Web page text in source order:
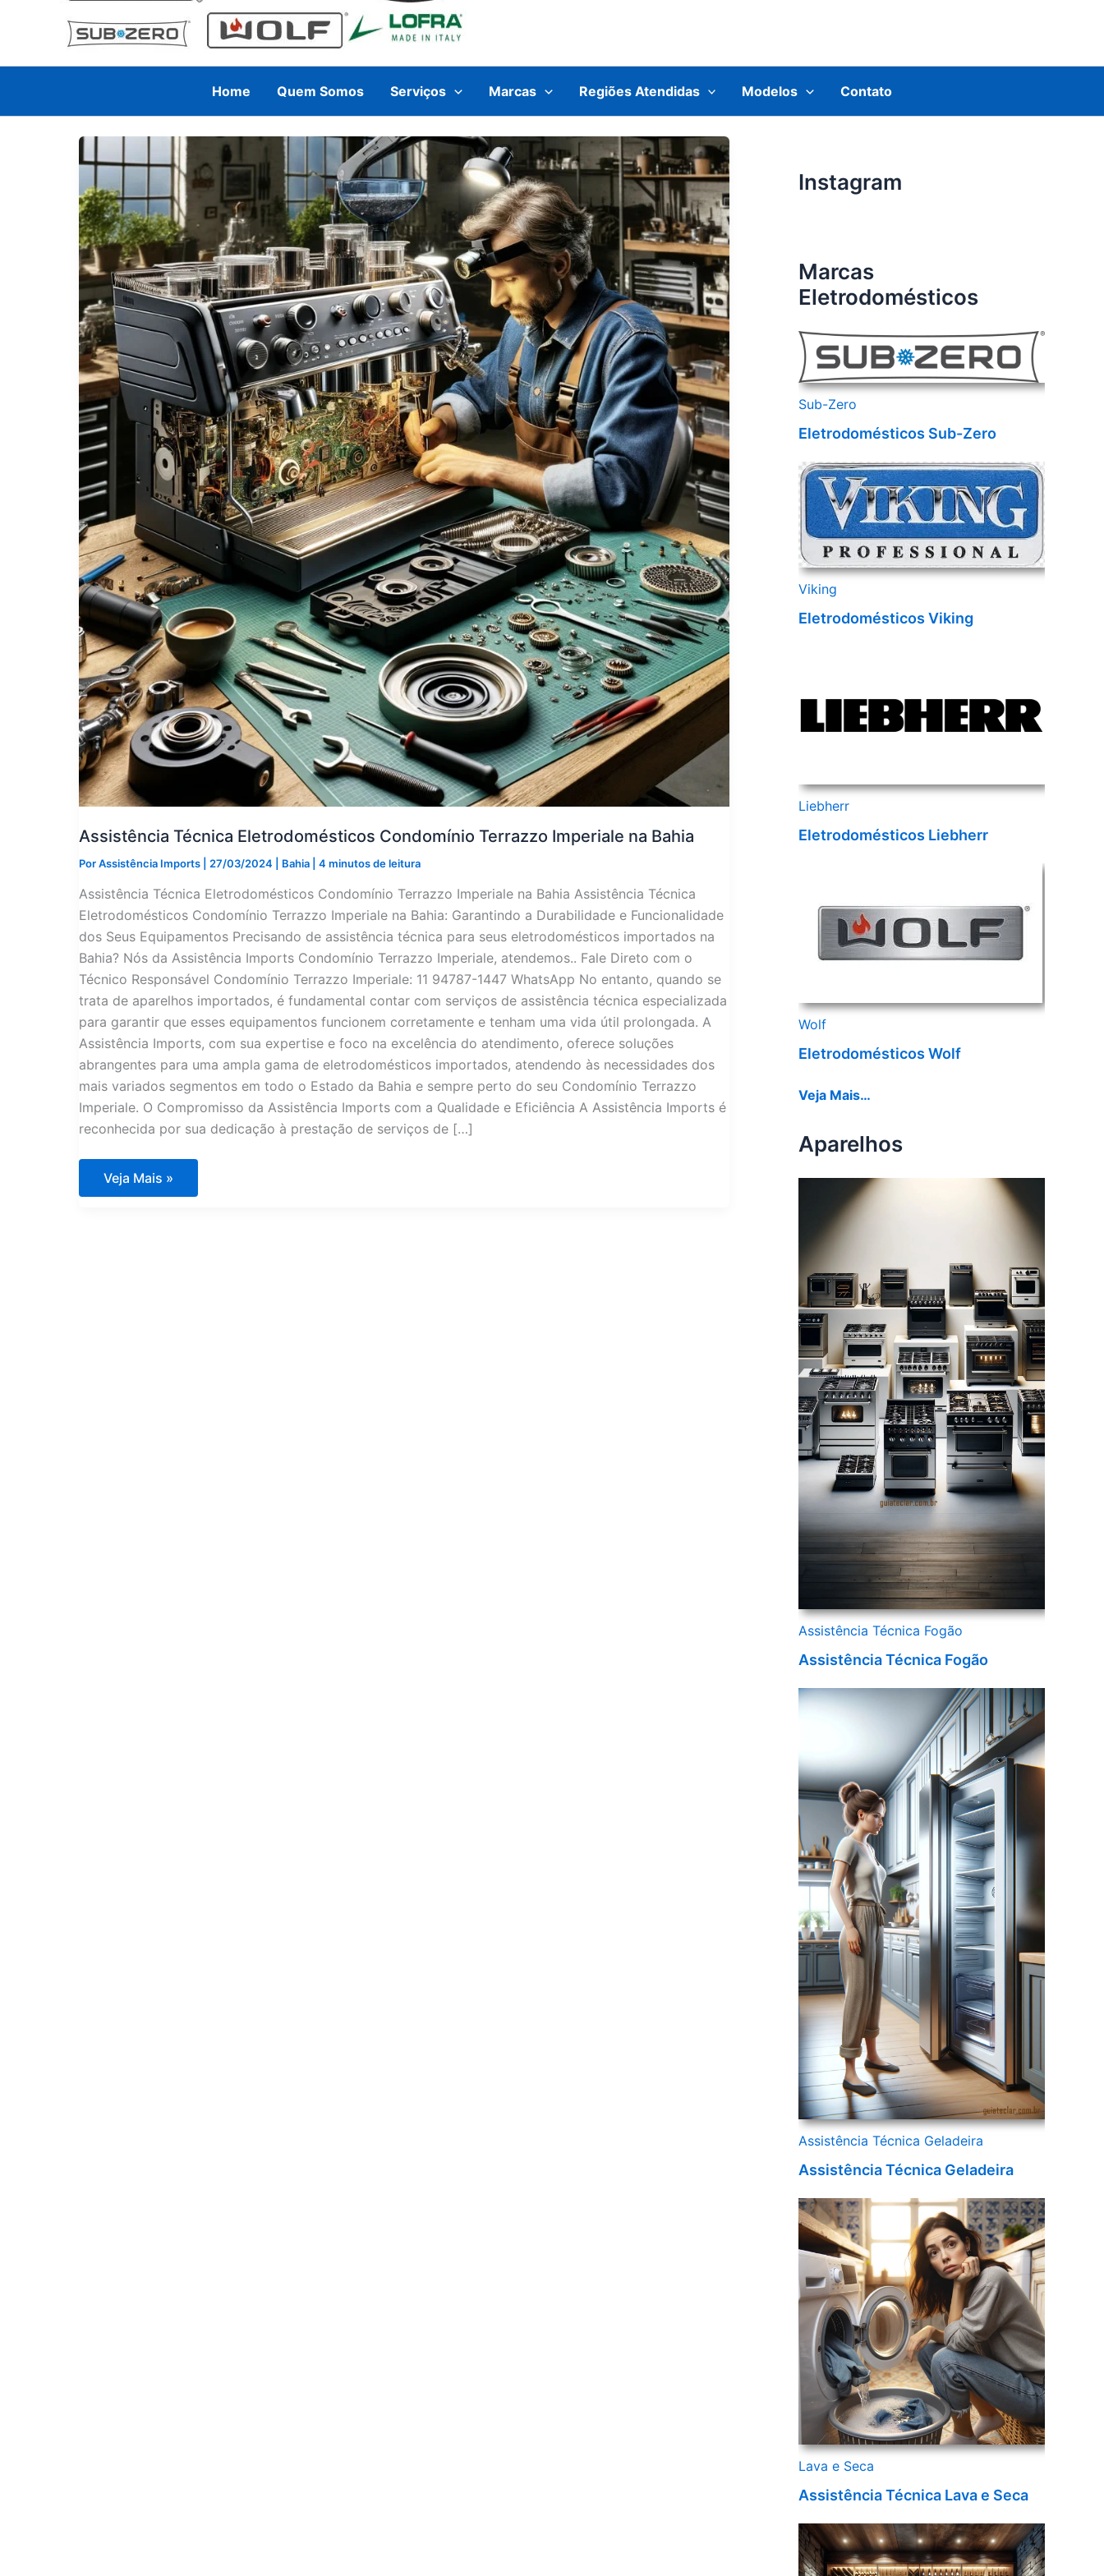
Home Quem Somos Serviços Marcas Regiões Atendidas Modelos Contato
Assistência Técnica Eletrodomésticos Condomínio Terrazzo Imperiale na Bahia
PorAssistência Imports 27/03/2024 Bahia 4 minutos de leitura
Assistência Técnica Eletrodomésticos Condomínio Terrazzo Imperiale na Bahia Assistência Técnica
Eletrodomésticos Condomínio Terrazzo Imperiale na Bahia: Garantindo a Durabilidade e Funcionalidade
dos Seus Equipamentos Precisando de assistência técnica para seus eletrodomésticos importados na
Bahia? Nós da Assistência Imports Condomínio Terrazzo Imperiale, atendemos.. Fale Direto com o
Técnico Responsável Condomínio Terrazzo Imperiale: 11 94787-1447 WhatsApp No entanto, quando se
trata de aparelhos importados, é fundamental contar com serviços de assistência técnica especializada
para garantir que esses equipamentos funcionem corretamente e tenham uma vida útil prolongada. A
Assistência Imports, com sua expertise e foco na excelência do atendimento, oferece soluções
abrangentes para uma ampla gama de eletrodomésticos importados, atendendo às necessidades dos
mais variados segmentos em todo o Estado da Bahia e sempre perto do seu Condomínio Terrazzo
Imperiale. O Compromisso da Assistência Imports com a Qualidade e Eficiência A Assistência Imports é
reconhecida por sua dedicação à prestação de serviços de […]
Assistência
Técnica
Veja Mais »
Instagram
Marcas
Eletrodomésticos
Sub-Zero
Eletrodomésticos Sub-Zero
Viking
Eletrodomésticos Viking
Liebherr
Eletrodomésticos Liebherr
Wolf
Eletrodomésticos Wolf
Veja Mais…
Aparelhos
Assistência Técnica Fogão
Assistência Técnica Fogão
Assistência Técnica Geladeira
Assistência Técnica Geladeira
Lava e Seca
Assistência Técnica Lava e Seca